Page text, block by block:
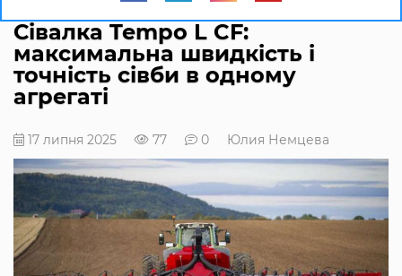
Сівалка Tempo L CF:
максимальна швидкість і
точність сівби в одному
агрегаті
17 липня 2025 77 0 Юлия Немцева